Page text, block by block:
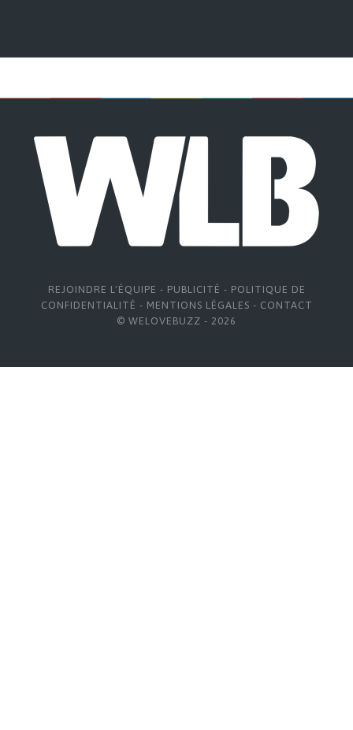
REJOINDRE L'ÉQUIPE - PUBLICITÉ - POLITIQUE DE
CONFIDENTIALITÉ - MENTIONS LÉGALES - CONTACT
© WELOVEBUZZ - 2026